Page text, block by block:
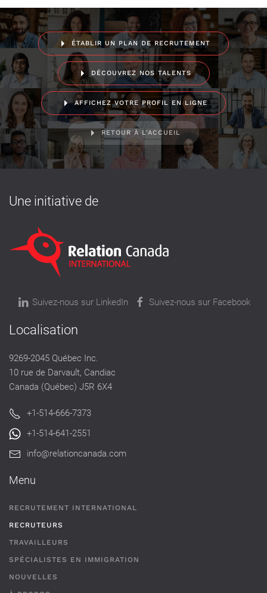
ÉTABLIR UN PLAN DE RECRUTEMENT
DÉCOUVREZ NOS TALENTS
AFFICHEZ VOTRE PROFIL EN LIGNE
RETOUR À L'ACCUEIL
Une initiative de
Suivez-nous sur LinkedIn Suivez-nous sur Facebook
Localisation
9269-2045 Québec Inc.
10 rue de Darvault, Candiac
Canada (Québec) J5R 6X4
+1-514-666-7373
+1-514-641-2551
info@relationcanada.com
Menu
RECRUTEMENT INTERNATIONAL
RECRUTEURS
TRAVAILLEURS
SPÉCIALISTES EN IMMIGRATION
NOUVELLES